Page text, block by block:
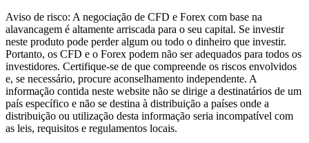
Aviso de risco: A negociação de CFD e Forex com base na
alavancagem é altamente arriscada para o seu capital. Se investir
neste produto pode perder algum ou todo o dinheiro que investir.
Portanto, os CFD e o Forex podem não ser adequados para todos os
investidores. Certifique-se de que compreende os riscos envolvidos
e, se necessário, procure aconselhamento independente. A
informação contida neste website não se dirige a destinatários de um
país específico e não se destina à distribuição a países onde a
distribuição ou utilização desta informação seria incompatível com
as leis, requisitos e regulamentos locais.